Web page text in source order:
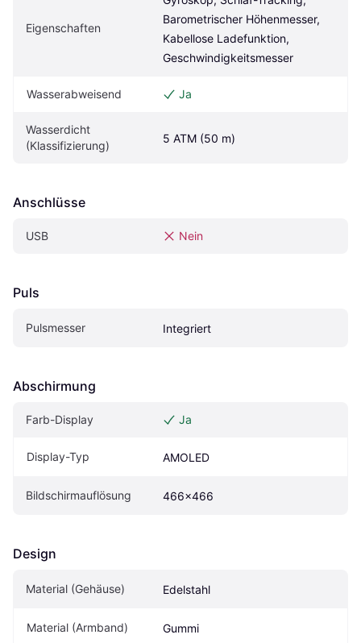
Eigenschaften
Barometrischer Höhenmesser,
Kabellose Ladefunktion,
Geschwindigkeitsmesser
Wasserabweisend Ja
Wasserdicht
(Klassifizierung)
5 ATM (50 m)
Anschlüsse
USB Nein
Puls
Pulsmesser Integriert
Abschirmung
Farb-Display Ja
Display-Typ AMOLED
Bildschirmauflösung 466x466
Design
Material (Gehäuse) Edelstahl
Material (Armband) Gummi